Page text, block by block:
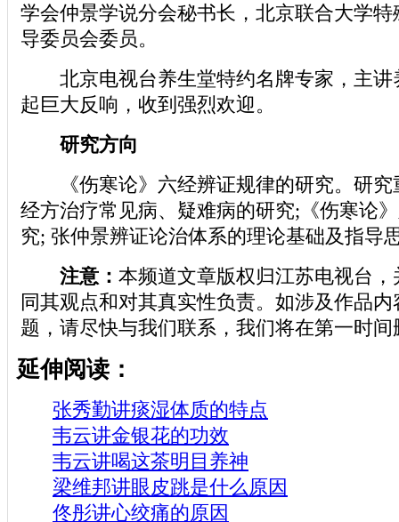
学会仲景学说分会秘书长，北京联合大学
导委员会委员。
北京电视台养生堂特约名牌专家，主讲
起巨大反响，收到强烈欢迎。
研究方向
《伤寒论》六经辨证规律的研究。研究
经方治疗常见病、疑难病的研究;《伤寒论
究; 张仲景辨证论治体系的理论基础及指导
注意： 本频道文章版权归江苏电视台
同其观点和对其真实性负责。如涉及作品
题，请尽快与我们联系，我们将在第一时
延伸阅读：
张秀勤讲痰湿体质的特点
韦云讲金银花的功效
韦云讲喝这茶明目养神
梁维邦讲眼皮跳是什么原因
佟彤讲心绞痛的原因